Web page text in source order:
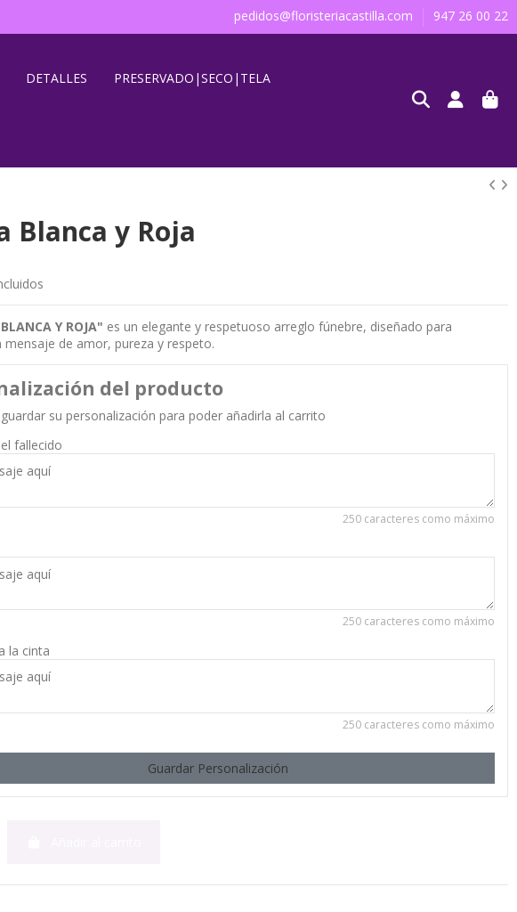
pedidos@floristeriacastilla.com 947 26 00 22
DETALLES PRESERVADO|SECO|TELA
Blanca y Roja
Y ROJA" es un elegante y respetuoso arreglo fúnebre, diseñado para
de amor, pureza y respeto.
del producto
su personalización para poder añadirla al carrito
fallecido
250 caracteres como máximo
250 caracteres como máximo
la cinta
250 caracteres como máximo
Guardar Personalización